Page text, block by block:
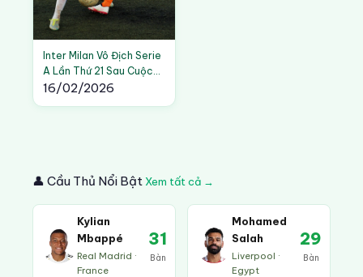
Inter Milan Vô Địch Serie
A Lần Thứ 21 Sau Cuộc
Đua Kịch Tính Cùng
16/02/2026
👤 Cầu Thủ Nổi Bật Xem tất cả →
Kylian
Mbappé
Real Madrid ·
France
31
Bàn
Mohamed
Salah
Liverpool ·
Egypt
29
Bàn